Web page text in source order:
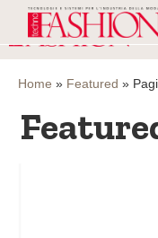
Home » Featured »